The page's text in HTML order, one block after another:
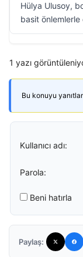
Hülya Ulusoy,
basit
1 yazı
Bu konuyu
Kullanıcı adı:
Parola:
Beni hatırla
Paylaş: